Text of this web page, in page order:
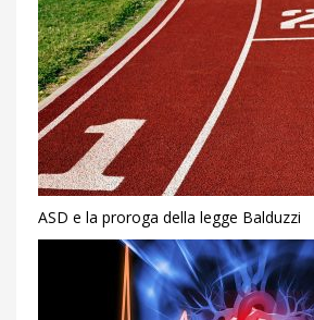
ASD e la proroga della legge Balduzzi